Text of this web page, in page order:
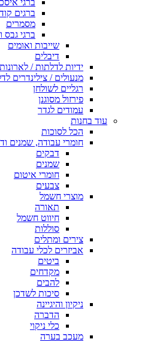
ברגי
ברגים
מסמרים
ברגי גבס
שייבות ואומים
דיבלים
ידיות לדלתות /
מנעולים / צילינדרים
רגליים לשולחן
פירזול מסוגנן
עמודים לגדר
עוד בחנות
הכל לסוכות
חומרי עבודה, שמנים
דבקים
שמנים
חומרי איטום
צבעים
מוצרי חשמל
תאורה
חיווט חשמל
סוללות
צירים ומתלים
אביזרים לכלי עבודה
ביטים
מקדחים
להבים
סיכות לשדכן
ניקיון והיגיינה
הדברה
כלי ניקוי
מעכב בערה